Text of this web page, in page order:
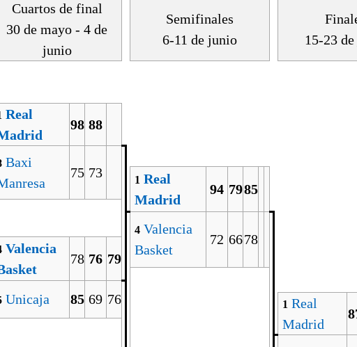
Cuartos de final
30 de mayo - 4 de
junio
Semifinales
6-11 de junio
15-23
Real
98 88
Baxi
75 73 1 Real
Madrid
94 7985
4 Valencia
Basket
72 6678
Valencia
78 76 79
Unicaja 85 69 76 1 Real
Madrid